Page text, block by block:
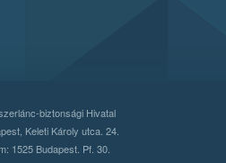
biztonsági Hivatal
Keleti Károly utca. 24.
1525 Budapest. Pf. 30.